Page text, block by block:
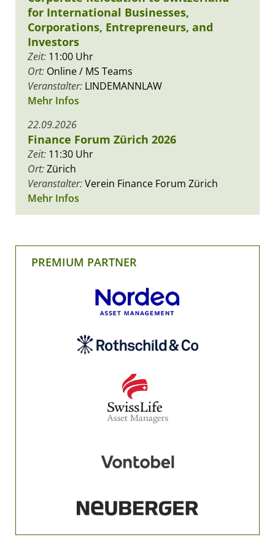
for International Businesses,
Corporations, Entrepreneurs, and
Investors
Zeit: 11:00 Uhr
Ort: Online / MS Teams
Veranstalter: LINDEMANNLAW
Mehr Infos
22.09.2026
Finance Forum Zürich 2026
Zeit: 11:30 Uhr
Ort:Zürich
Veranstalter:Verein Finance Forum Zürich
Mehr Infos
PREMIUM PARTNER